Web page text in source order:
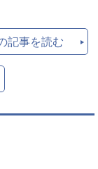
記事を読む